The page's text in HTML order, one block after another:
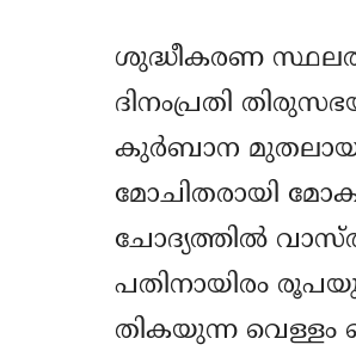
ശുദ്ധീകരണ
ദിനംപ്രതി
കുര്‍ബാന
മോചിതരായി
ചോദ്യത്തില്‍
പതിനായിരം
തികയുന്ന വെള്ളം